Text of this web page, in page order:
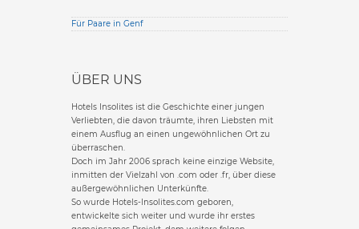
Für Paare in Genf
ÜBER UNS
Hotels Insolites ist die Geschichte einer jungen
Verliebten, die davon träumte, ihren Liebsten mit
einem Ausflug an einen ungewöhnlichen Ort zu
überraschen.
Doch im Jahr 2006 sprach keine einzige Website,
inmitten der Vielzahl von .com oder .fr, über diese
außergewöhnlichen Unterkünfte.
So wurde Hotels-Insolites.com geboren,
entwickelte sich weiter und wurde ihr erstes